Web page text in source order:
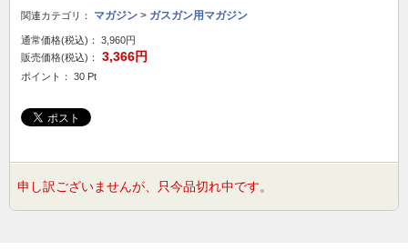
関連カテゴリ： マガジン > ガスガン用マガジン
通常価格(税込)：
3,960円
販売価格(税込)：
3,366円
ポイント： 30 Pt
申し訳ございませんが、只今品切れ中です。